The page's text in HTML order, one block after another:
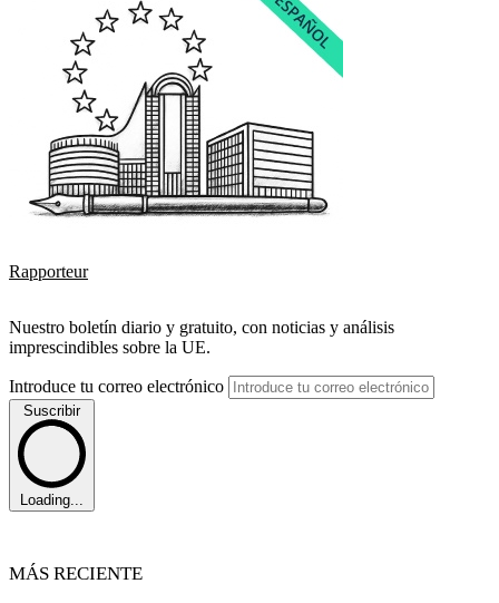
Rapporteur
Nuestro boletín diario y gratuito, con noticias y análisis
imprescindibles sobre la UE.
Introduce tu correo electrónico
Suscribir
Loading...
MÁS RECIENTE